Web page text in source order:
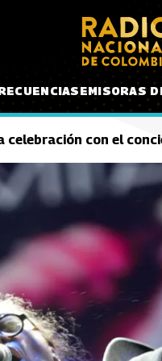
EMISORAS
con el